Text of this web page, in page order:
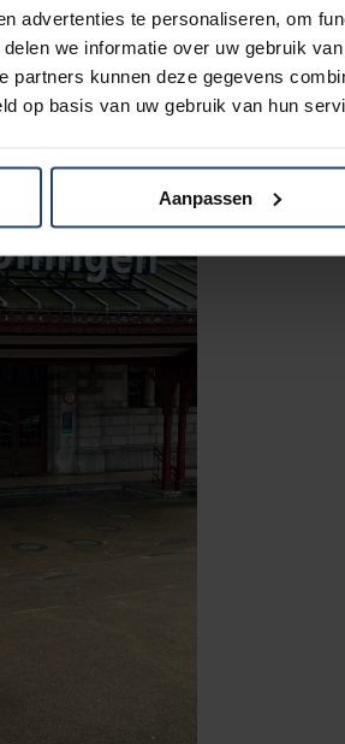
advertenties te personaliseren, om
we informatie over uw gebruik
partners kunnen deze gegevens
op basis van uw gebruik van hun
Aanpassen